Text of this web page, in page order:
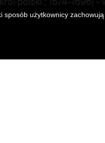
użytkownicy